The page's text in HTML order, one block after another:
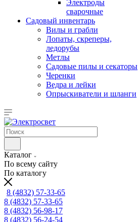
Электроды
сварочные
Садовый инвентарь
Вилы и грабли
Лопаты, скреперы,
ледорубы
Метлы
Садовые пилы и секаторы
Черенки
Ведра и лейки
Опрыскиватели и шланги
Каталог
По всему сайту
По каталогу
8 (4832) 57-33-65
8 (4832) 57-33-65
8 (4832) 56-98-17
8 (4832) 56-24-54